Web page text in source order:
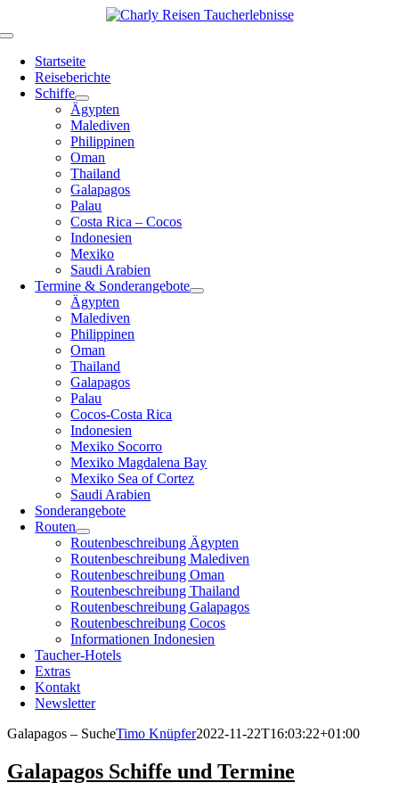
Inhalt
Toggle
NavigationStartseite
Reiseberichte
Schiffe
Ägypten
Malediven
Philippinen
Oman
Thailand
Galapagos
Palau
Costa Rica – Cocos
Indonesien
Mexiko
Saudi Arabien
Termine & Sonderangebote
Ägypten
Malediven
Philippinen
Oman
Thailand
Galapagos
Palau
Cocos-Costa Rica
Indonesien
Mexiko Socorro
Mexiko Magdalena Bay
Mexiko Sea of Cortez
Saudi Arabien
Sonderangebote
Routen
Routenbeschreibung Ägypten
Routenbeschreibung Malediven
Routenbeschreibung Oman
Routenbeschreibung Thailand
Routenbeschreibung Galapagos
Routenbeschreibung Cocos
Informationen Indonesien
Taucher-Hotels
Extras
Kontakt
Newsletter
Galapagos – SucheTimo Knüpfer2022-11-22T16:03:22+01:00
Galapagos Schiffe und Termine